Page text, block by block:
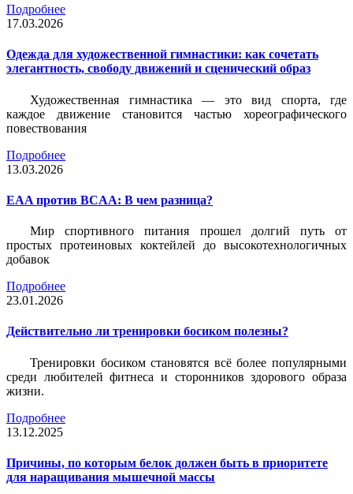
Подробнее
17.03.2026
Одежда для художественной гимнастики: как сочетать
элегантность, свободу движений и сценический образ
Художественная гимнастика — это вид спорта, где
каждое движение становится частью хореографического
повествования
Подробнее
13.03.2026
EAA против BCAA: В чем разница?
Мир спортивного питания прошел долгий путь от
простых протеиновых коктейлей до высокотехнологичных
добавок
Подробнее
23.01.2026
Действительно ли тренировки босиком полезны?
Тренировки босиком становятся всё более популярными
среди любителей фитнеса и сторонников здорового образа
жизни.
Подробнее
13.12.2025
Причины, по которым белок должен быть в приоритете
для наращивания мышечной массы